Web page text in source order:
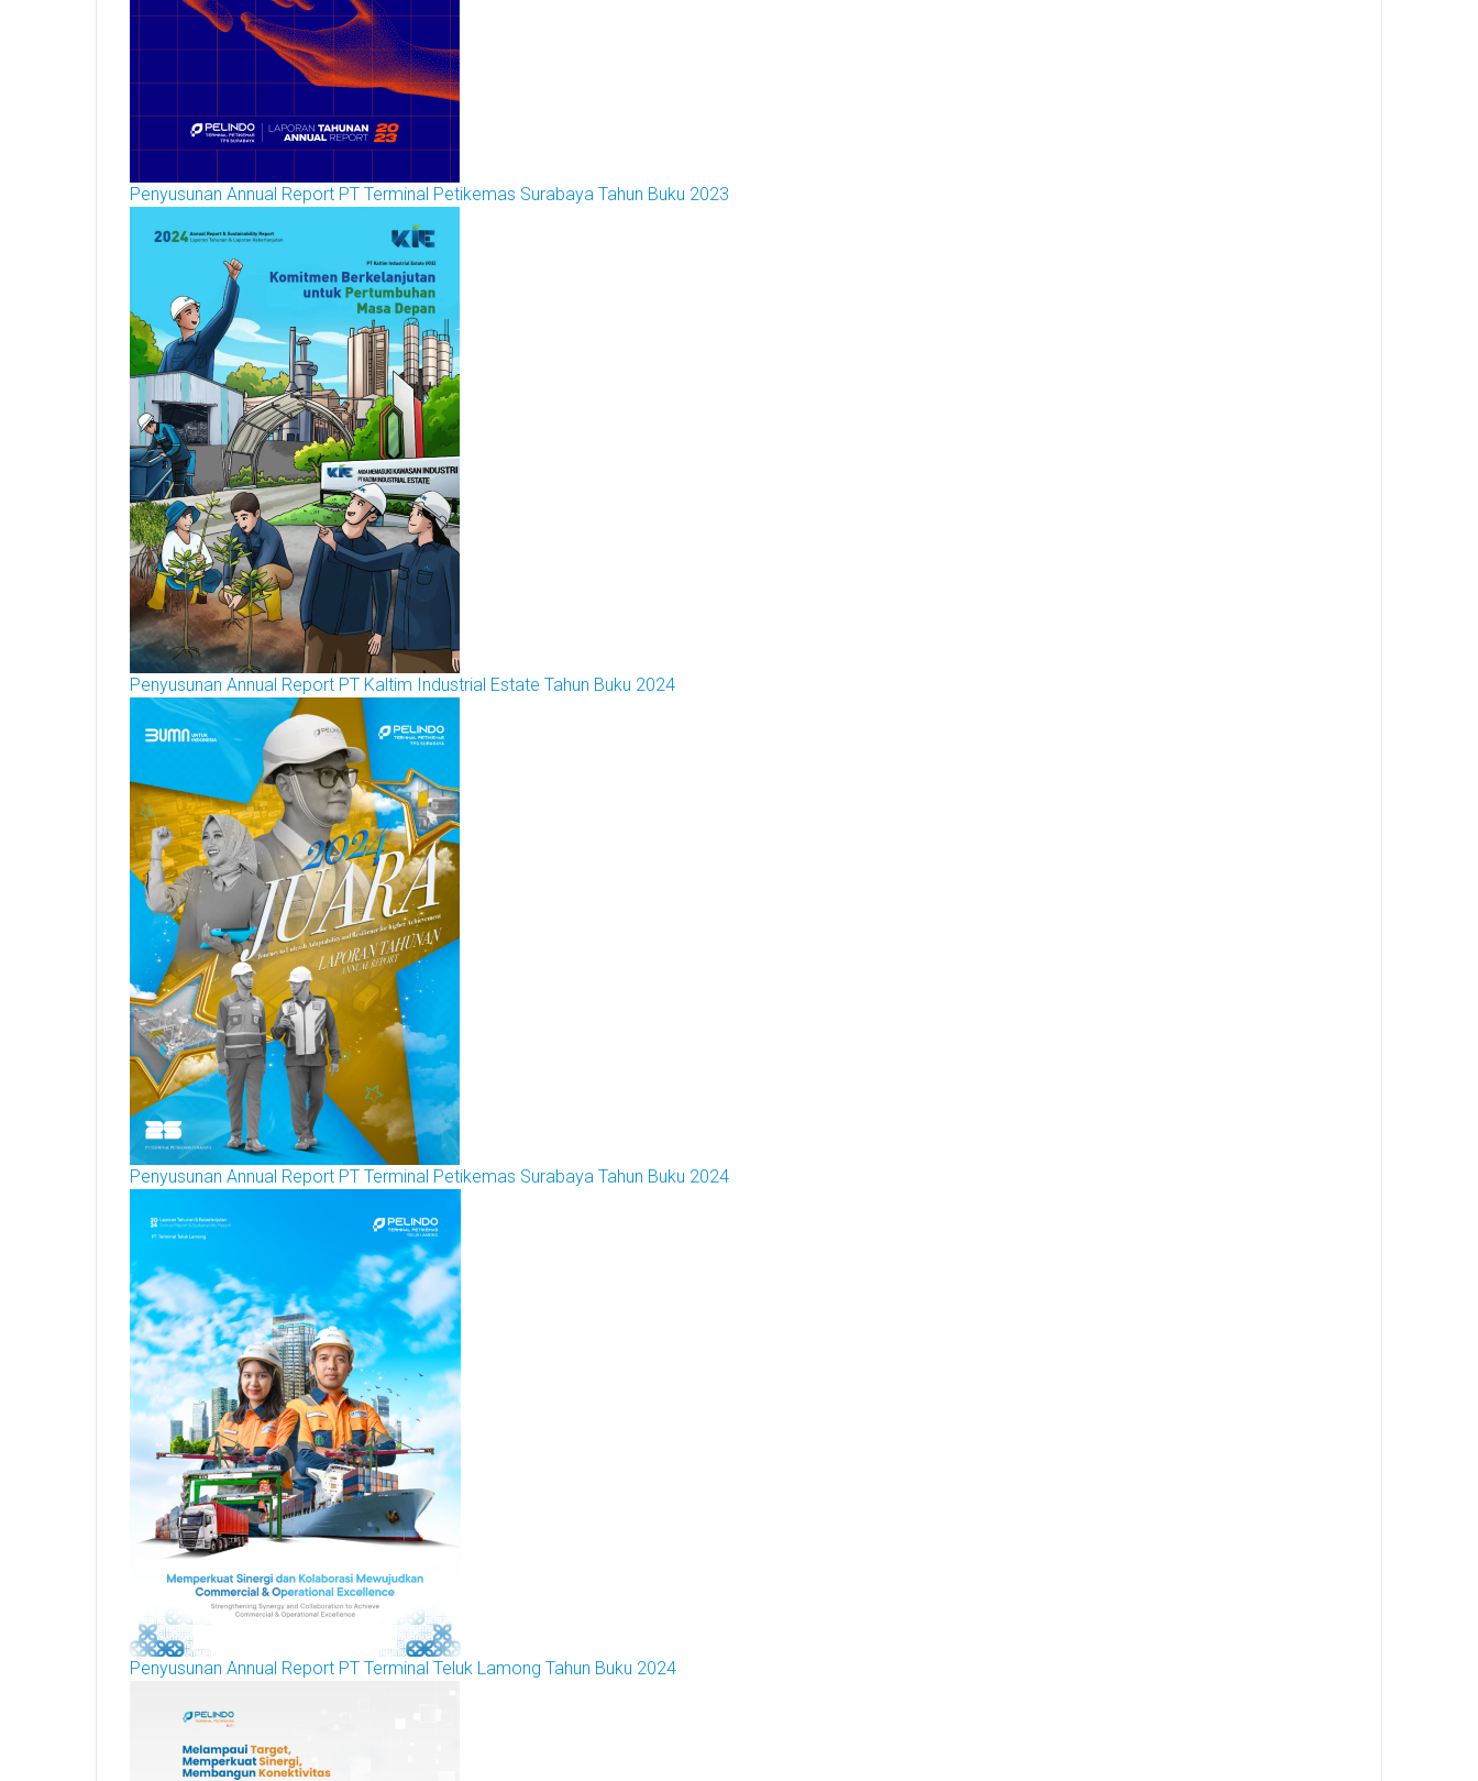
Penyusunan Annual Report PT Terminal Petikemas Surabaya Tahun Buku 2023
Penyusunan Annual Report PT Kaltim Industrial Estate Tahun Buku 2024
Penyusunan Annual Report PT Terminal Petikemas Surabaya Tahun Buku 2024
Penyusunan Annual Report PT Terminal Teluk Lamong Tahun Buku 2024